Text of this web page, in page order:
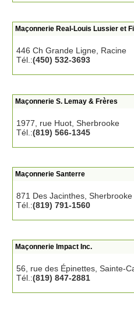
Maçonnerie Real-Louis Lussier et
446 Ch Grande Ligne, Racine
Tél.:(450) 532-3693
Maçonnerie S. Lemay & Frères
1977, rue Huot, Sherbrooke
Tél.:(819) 566-1345
Maçonnerie Santerre
871 Des Jacinthes, Sherbrooke
Tél.:(819) 791-1560
Maçonnerie Impact Inc.
56, rue des Épinettes, Sainte-
Tél.:(819) 847-2881